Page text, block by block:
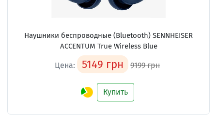
Наушники беспроводные (Bluetooth) SENNHEISER
ACCENTUM True Wireless Blue
Цена: 5149 грн 9199 грн
Купить